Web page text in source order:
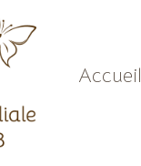
Accueil